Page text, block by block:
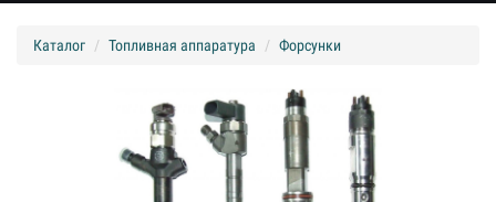
Каталог Топливная аппаратура Форсунки